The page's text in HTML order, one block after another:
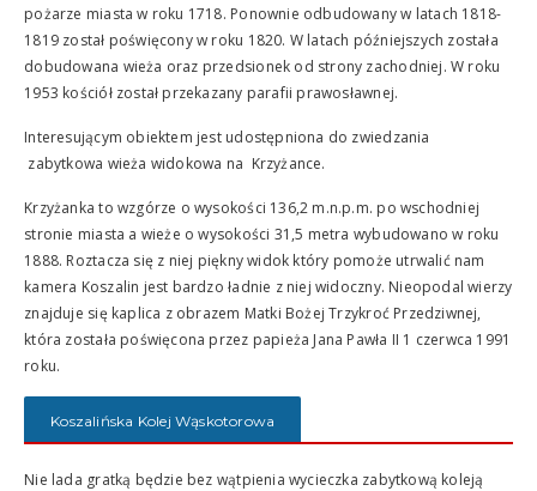
pożarze miasta w roku 1718. Ponownie odbudowany w latach 1818-
1819 został poświęcony w roku 1820. W latach późniejszych została
dobudowana wieża oraz przedsionek od strony zachodniej. W roku
1953 kościół został przekazany parafii prawosławnej.
Interesującym obiektem jest udostępniona do zwiedzania
zabytkowa wieża widokowa na Krzyżance.
Krzyżanka to wzgórze o wysokości 136,2 m.n.p.m. po wschodniej
stronie miasta a wieże o wysokości 31,5 metra wybudowano w roku
1888. Roztacza się z niej piękny widok który pomoże utrwalić nam
kamera Koszalin jest bardzo ładnie z niej widoczny. Nieopodal wierzy
znajduje się kaplica z obrazem Matki Bożej Trzykroć Przedziwnej,
która została poświęcona przez papieża Jana Pawła II 1 czerwca 1991
roku.
Koszalińska Kolej Wąskotorowa
Nie lada gratką będzie bez wątpienia wycieczka zabytkową koleją